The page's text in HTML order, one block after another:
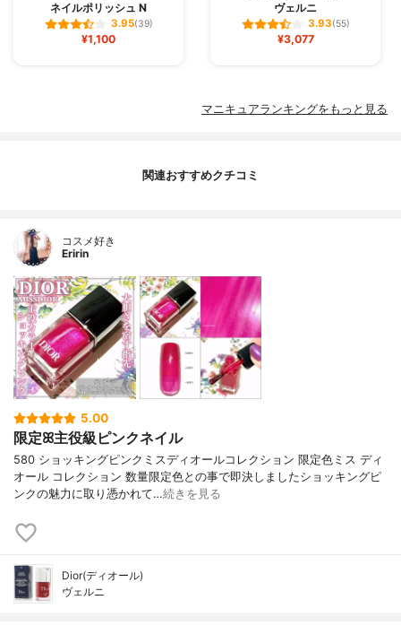
ネイルポリッシュ N
3.95(39)
¥1,100
ヴェルニ
3.93(55)
¥3,077
マニキュアランキングをもっと見る
関連おすすめクチコミ
コスメ好き
Eririn
5.00
限定ꕤ主役級ピンクネイル
580 ショッキングピンクミスディオールコレクション 限定色ミス ディ
オール コレクション 数量限定色との事で即決しましたショッキングピ
ンクの魅力に取り憑かれて…続きを見る
Dior(ディオール)
ヴェルニ